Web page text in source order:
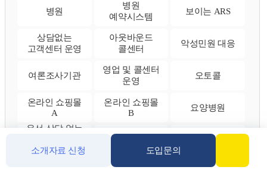
병원
병원
예약시스템
보이는 ARS
상담없는
고객센터 운영
아웃바운드
콜센터
악성민원 대응
여론조사기관
영업 및 콜센터
운영
오토콜
온라인 쇼핑몰
A
온라인 쇼핑몰
B
요양병원
유선 상담 없는
시스템
자동녹음
전국 매장
소개자료 신청 도입문의